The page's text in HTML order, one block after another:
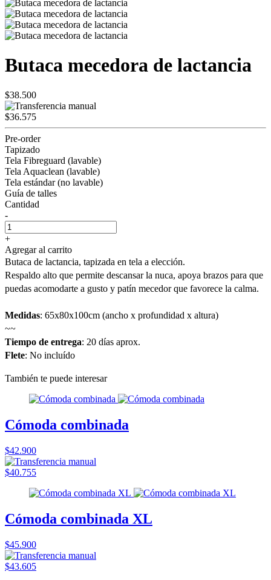
Butaca mecedora de lactancia
$38.500
$36.575
Pre-order
Tapizado
Tela Fibreguard (lavable)
Tela Aquaclean (lavable)
Tela estándar (no lavable)
Guía de talles
Cantidad
-
+
Agregar al carrito
Butaca de lactancia, tapizada en tela a elección.
Respaldo alto que permite descansar la nuca, apoya brazos para que
puedas acomodarte a gusto y patín mecedor que favorece la calma.
Medidas: 65x80x100cm (ancho x profundidad x altura)
~~
Tiempo de entrega: 20 días aprox.
Flete: No incluído
También te puede interesar
Cómoda combinada
$42.900
$40.755
Cómoda combinada XL
$45.900
$43.605